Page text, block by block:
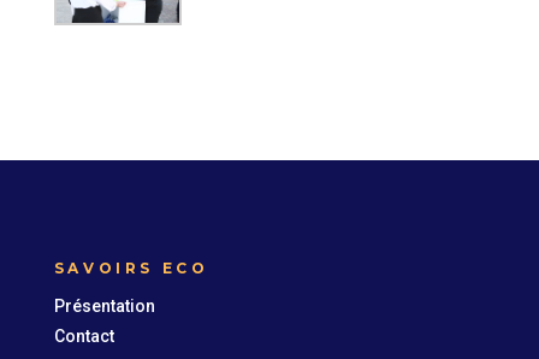
SAVOIRS ECO
Présentation
Contact